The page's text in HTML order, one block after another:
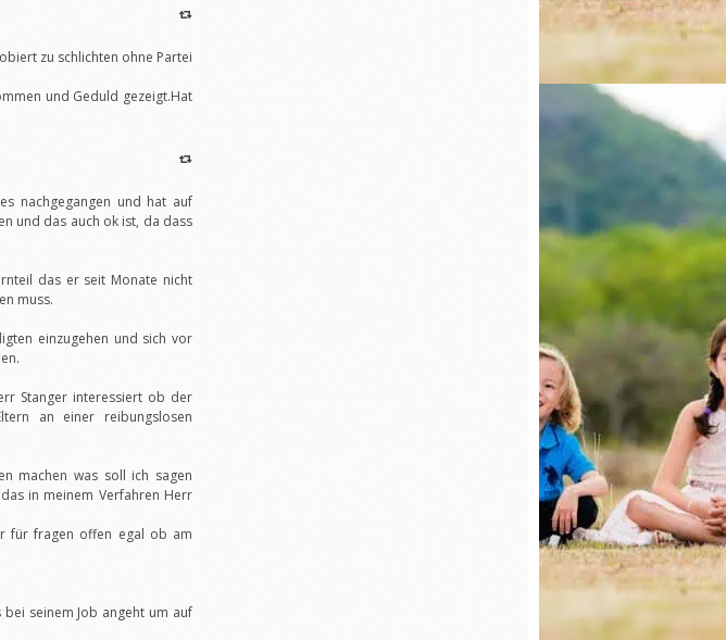
zu schlichten ohne Partei
und Geduld gezeigt.Hat
nachgegangen und hat auf
und das auch ok ist, da dass
das er seit Monate nicht
muss.
einzugehen und sich vor
Stanger interessiert ob der
an einer reibungslosen
machen was soll ich sagen
in meinem Verfahren Herr
für fragen offen egal ob am
seinem Job angeht um auf